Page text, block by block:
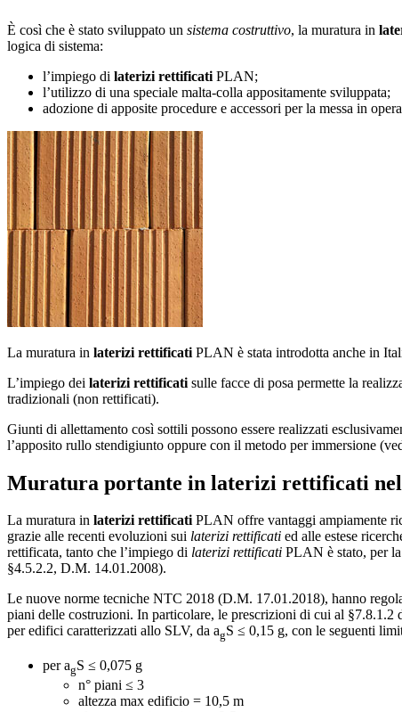
È così che è stato sviluppato un sistema costruttivo, la muratura in
logica di sistema:
l’impiego di laterizi rettificati PLAN;
l’utilizzo di una speciale malta-colla appositamente sviluppata;
adozione di apposite procedure e accessori per la messa in
La muratura in laterizi rettificati PLAN è stata introdotta anche in
L’impiego dei laterizi rettificati sulle facce di posa permette la
tradizionali (non rettificati).
Giunti di allettamento così sottili possono essere realizzati
l’apposito rullo stendigiunto oppure con il metodo per immersione
Muratura portante in laterizi rettificati
La muratura in laterizi rettificatiPLAN offre vantaggi ampiamente
grazie alle recenti evoluzioni sui laterizi rettificati ed alle estese
rettificata, tanto che l’impiego di laterizi rettificati PLAN è stato, per
§4.5.2.2, D.M. 14.01.2008).
Le nuove norme tecniche NTC 2018 (D.M. 17.01.2018), hanno
piani delle costruzioni. In particolare, le prescrizioni di cui al §7.8.1.2
per edifici caratterizzati allo SLV, da agS ≤ 0,15 g, con le seguenti
per agS ≤ 0,075 g
n° piani ≤ 3
altezza max edificio = 10,5 m